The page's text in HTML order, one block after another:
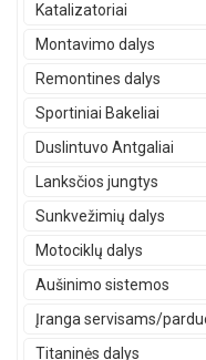
Katalizatoriai
Montavimo dalys
Remontines dalys
Sportiniai Bakeliai
Duslintuvo Antgaliai
Lanksčios jungtys
Sunkvežimių dalys
Motociklų dalys
Aušinimo sistemos
Įranga servisams/
Titaninės dalys